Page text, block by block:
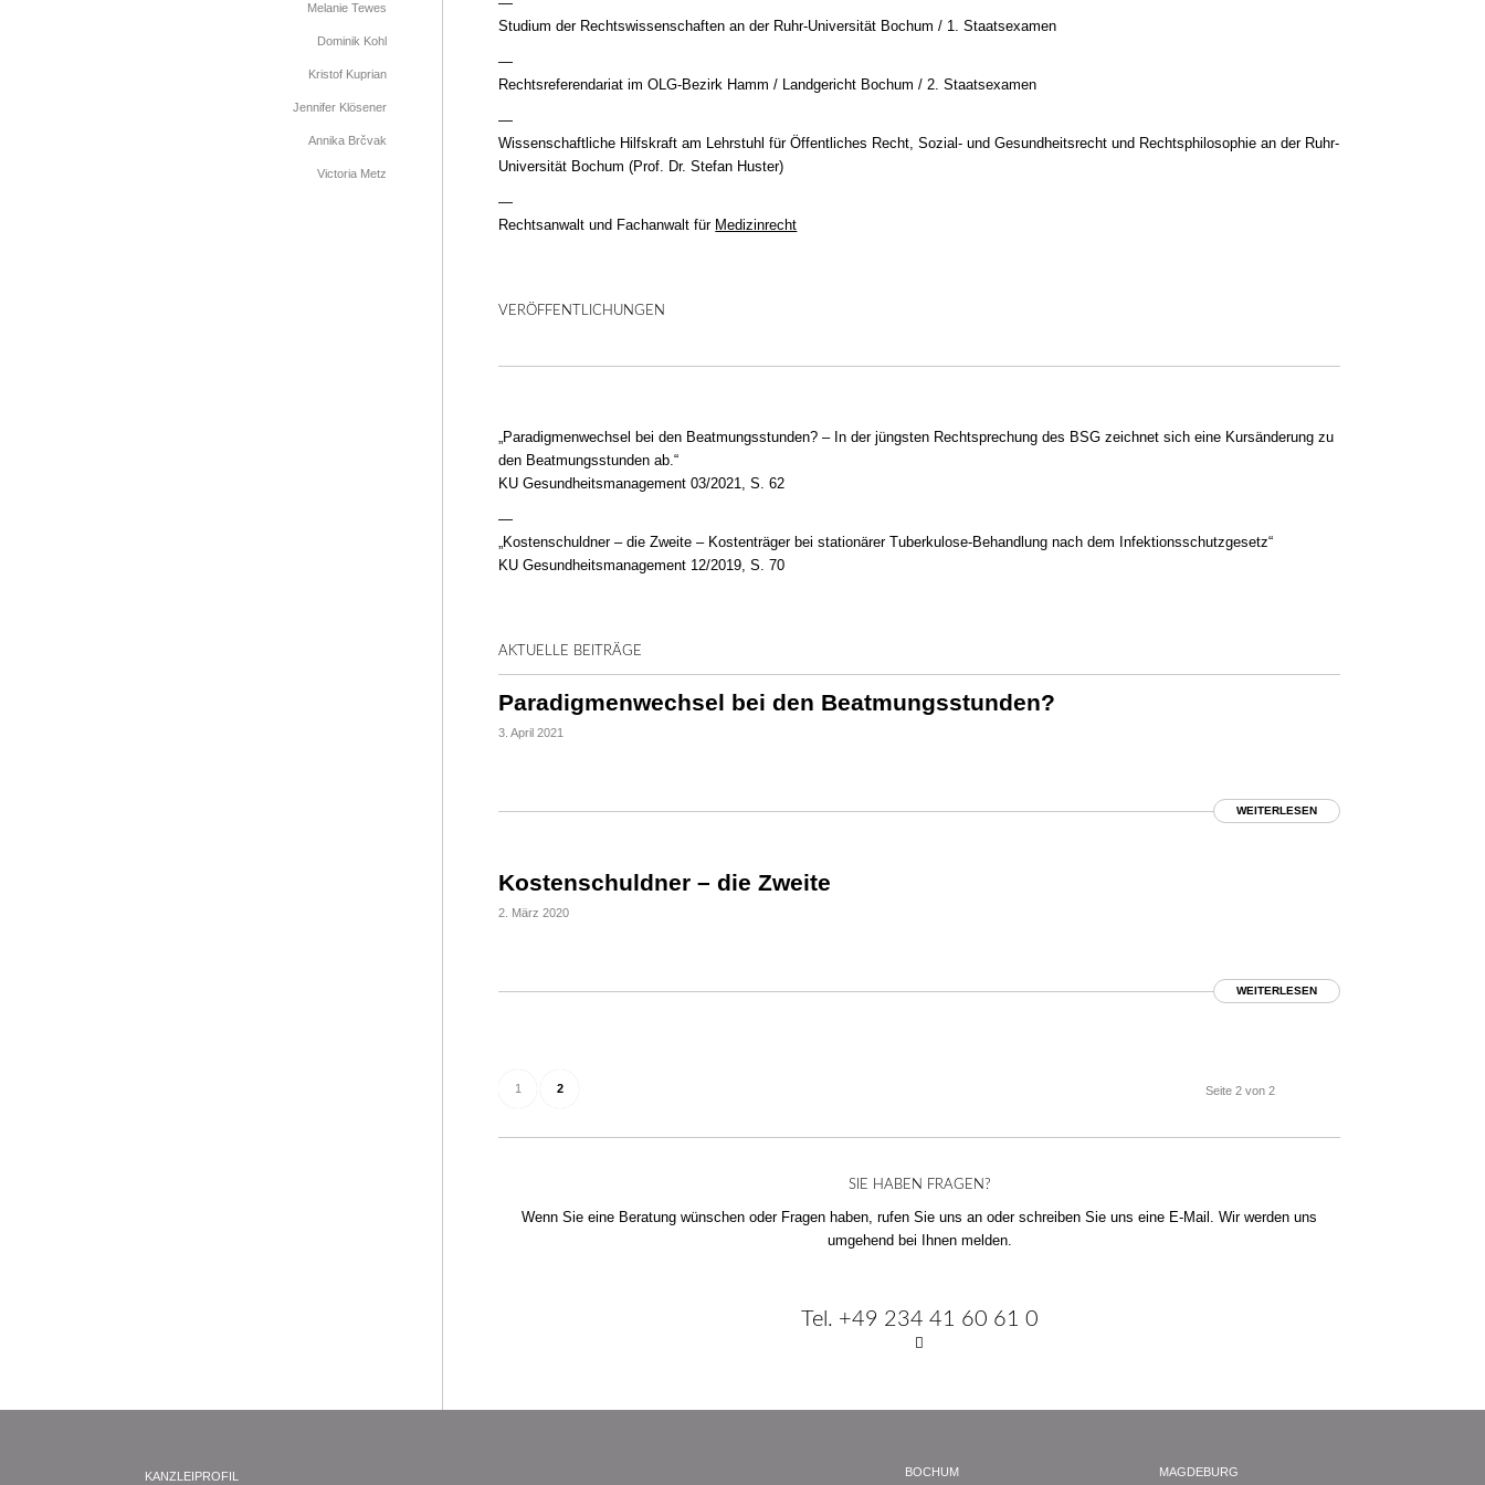
Studium der Rechtswissenschaften an der Ruhr-Universität Bochum / 1. Staatsexamen
—
Rechtsreferendariat im OLG-Bezirk Hamm / Landgericht Bochum / 2. Staatsexamen
—
Wissenschaftliche Hilfskraft am Lehrstuhl für Öffentliches Recht, Sozial- und Gesundheitsrecht und Rechtsphilosophie an der Ruhr-
Universität Bochum (Prof. Dr. Stefan Huster)
—
Rechtsanwalt und Fachanwalt für Medizinrecht
VERÖFFENTLICHUNGEN
„Paradigmenwechsel bei den Beatmungsstunden? – In der jüngsten Rechtsprechung des BSG zeichnet sich eine Kursänderung zu
den Beatmungsstunden ab.“
KU Gesundheitsmanagement 03/2021, S. 62
—
„Kostenschuldner – die Zweite – Kostenträger bei stationärer Tuberkulose-Behandlung nach dem Infektionsschutzgesetz“
KU Gesundheitsmanagement 12/2019, S. 70
AKTUELLE BEITRÄGE
Paradigmenwechsel bei den Beatmungsstunden?
3. April 2021
WEITERLESEN
Kostenschuldner – die Zweite
2. März 2020
WEITERLESEN
Seite 2 von 2
1 2
SIE HABEN FRAGEN?
Wenn Sie eine Beratung wünschen oder Fragen haben, rufen Sie uns an oder schreiben Sie uns eine E-Mail. Wir werden uns
umgehend bei Ihnen melden.
Tel. +49 234 41 60 61 0
Melanie Tewes
Dominik Kohl
Kristof Kuprian
Jennifer Klösener
Annika Brčvak
Victoria Metz
KANZLEIPROFIL BOCHUM MAGDEBURG